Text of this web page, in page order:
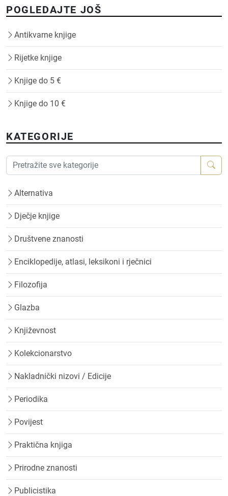
POGLEDAJTE JOŠ
Antikvarne knjige
Rijetke knjige
Knjige do 5 €
Knjige do 10 €
KATEGORIJE
Alternativa
Dječje knjige
Društvene znanosti
Enciklopedije, atlasi, leksikoni i rječnici
Filozofija
Glazba
Književnost
Kolekcionarstvo
Nakladnički nizovi / Edicije
Periodika
Povijest
Praktična knjiga
Prirodne znanosti
Publicistika